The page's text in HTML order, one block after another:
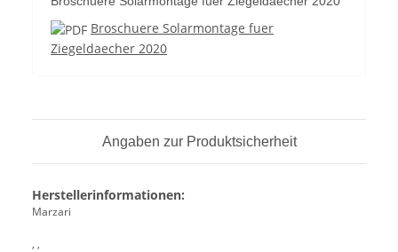
Broschuere Solarmontage fuer
Ziegeldaecher 2020
Angaben zur Produktsicherheit
Herstellerinformationen:
Marzari
, ,